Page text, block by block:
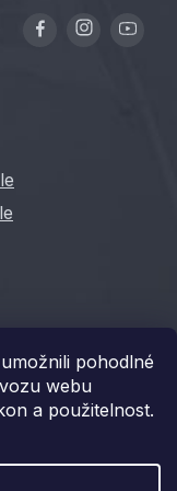
pohodlné
webu
a použitelnost.